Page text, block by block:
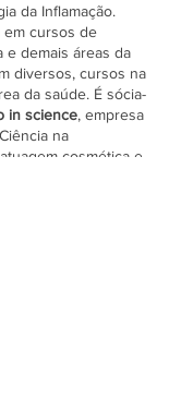
da Inflamação.
em cursos de
e demais áreas da
diversos, cursos na
da saúde. É sócia-
in science, empresa
na
cosmética e